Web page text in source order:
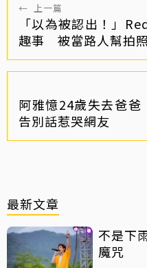
← 上一篇
「以為被認出！」
趣事 被當路人幫拍照
阿雅憶24歲失去爸爸
告別話惹哭網友
最新文章
不是下
魔咒